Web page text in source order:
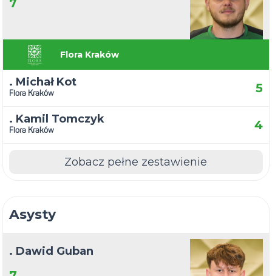
7
Flora Kraków
. Michał Kot
Flora Kraków 5
. Kamil Tomczyk
Flora Kraków 4
Zobacz pełne zestawienie
Asysty
. Dawid Guban